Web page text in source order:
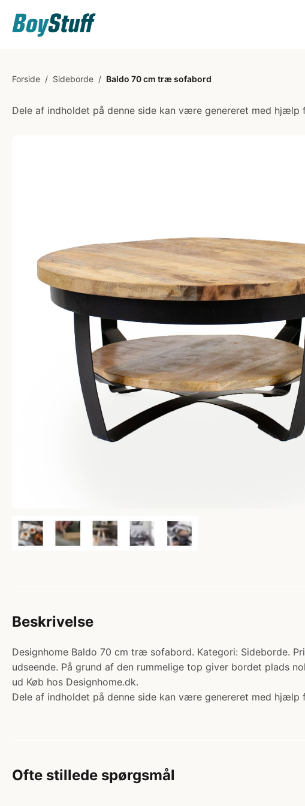
Forside / Sideborde / Baldo 70 cm træ sofabord
Dele af indholdet på denne side kan være genereret med hjælp
Beskrivelse
Designhome Baldo 70 cm træ sofabord. Kategori: Sideborde.
udseende. På grund af den rummelige top giver bordet plads
ud Køb hos Designhome.dk.
Dele af indholdet på denne side kan være genereret med hjælp
Ofte stillede spørgsmål